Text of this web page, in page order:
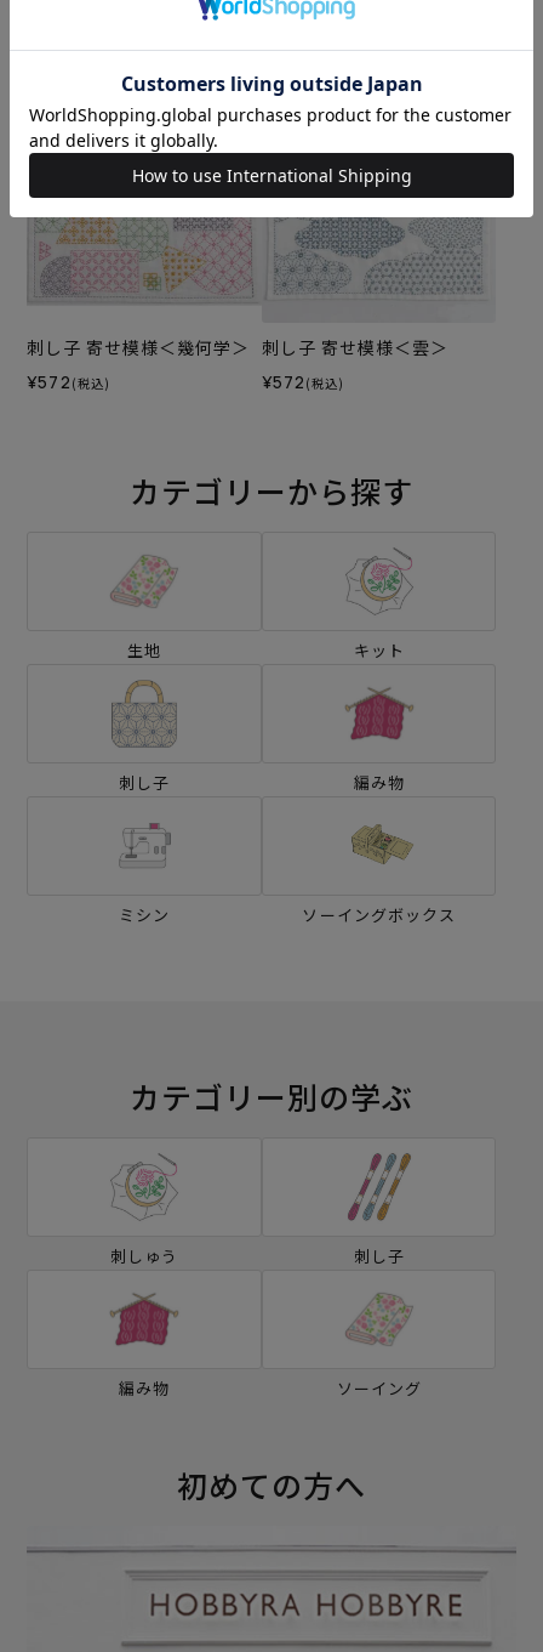
刺し子 寄せ模様＜角丸なら 刺し子 寄せ模様＜斜め格子
(税込)
刺し子 寄せ模様＜幾何学＞
¥572 (税込)
刺し子 寄せ模様＜雲＞
¥572 (税込)
カテゴリーから探す
生地 キット
刺し子 編み物
ミシン ソーイングボックス
カテゴリー別の学ぶ
刺しゅう 刺し子
編み物 ソーイング
初めての方へ